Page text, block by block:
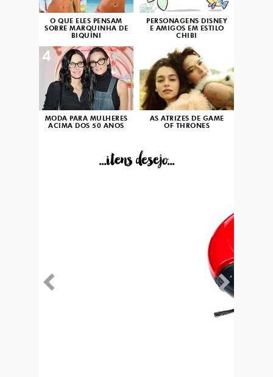
O QUE ELES PENSAM
SOBRE MARQUINHA DE
BIQUÍNI
PERSONAGENS DISNEY
E AMIGOS EM ESTILO
CHIBI
MODA PARA MULHERES
ACIMA DOS 50 ANOS
4
AS ATRIZES DE GAME
OF THRONES
...itens desejo...